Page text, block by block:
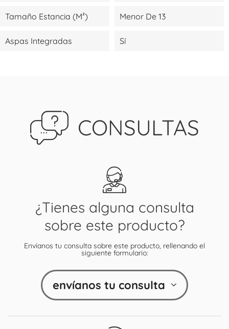
Tamaño Estancia (m²) Menor De 13
Aspas Integradas Sí
CONSULTAS
¿Tienes alguna consulta
sobre este producto?
Envíanos tu consulta sobre este producto, rellenando el
siguiente formulario:
envíanos tu consulta